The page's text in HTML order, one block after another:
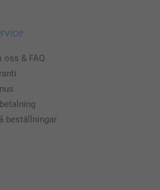
oss & FAQ
beställningar